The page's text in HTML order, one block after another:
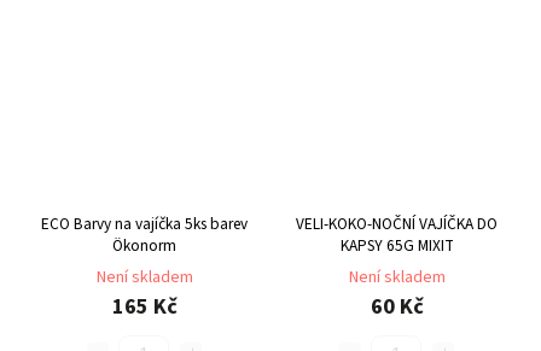
ECO Barvy na vajíčka 5ks barev
Ökonorm
Není skladem
165 Kč
VELI-KOKO-NOČNÍ VAJÍČKA DO
KAPSY 65G MIXIT
Není skladem
60 Kč